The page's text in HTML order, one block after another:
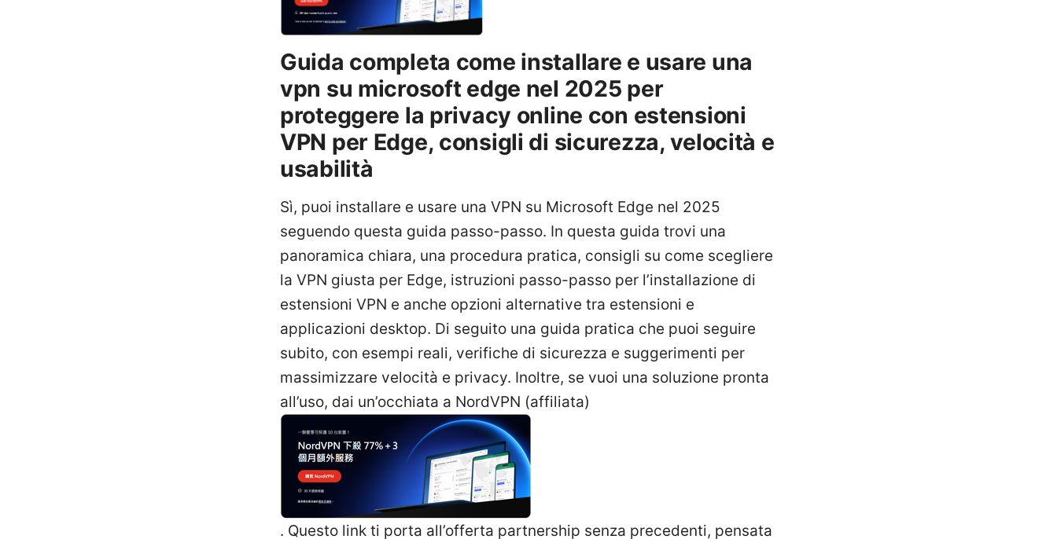
Guida completa come installare e usare una
vpn su microsoft edge nel 2025 per
proteggere la privacy online con estensioni
VPN per Edge, consigli di sicurezza, velocità e
usabilità
Sì, puoi installare e usare una VPN su Microsoft Edge nel 2025
seguendo questa guida passo-passo. In questa guida trovi una
panoramica chiara, una procedura pratica, consigli su come scegliere
la VPN giusta per Edge, istruzioni passo-passo per l’installazione di
estensioni VPN e anche opzioni alternative tra estensioni e
applicazioni desktop. Di seguito una guida pratica che puoi seguire
subito, con esempi reali, verifiche di sicurezza e suggerimenti per
massimizzare velocità e privacy. Inoltre, se vuoi una soluzione pronta
all’uso, dai un’occhiata a NordVPN (affiliata)
. Questo link ti porta all’offerta partnership senza precedenti, pensata